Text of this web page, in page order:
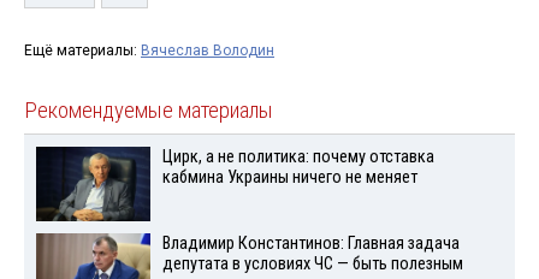
Ещё материалы: Вячеслав Володин
Рекомендуемые материалы
Цирк, а не политика: почему отставка
кабмина Украины ничего не меняет
Владимир Константинов: Главная задача
депутата в условиях ЧС — быть полезным